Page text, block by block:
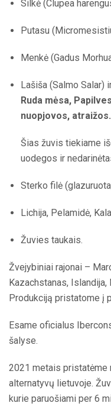
Silkė (Clupea
Putasu
Menkė (Gadus
Lašiša (Salmo Salar)
Ruda mėsa,
nuopjovos, atraižos.
Šias žuvis tiekiame
uodegos ir
Sterko filė
Lichija, Pelamidė,
Žuvies taukais.
Žvejybiniai rajonai –
Kazachstanas, Islandija,
Produkciją pristatome į
Esame oficialus
šalyse.
2021 metais pristatėme
alternatyvų lietuvoje.
kurie paruošiami per 6